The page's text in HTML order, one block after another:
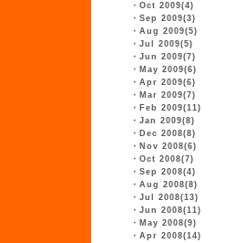
・ Oct 2009(4)
・ Sep 2009(3)
・ Aug 2009(5)
・ Jul 2009(5)
・ Jun 2009(7)
・ May 2009(6)
・ Apr 2009(6)
・ Mar 2009(7)
・ Feb 2009(11)
・ Jan 2009(8)
・ Dec 2008(8)
・ Nov 2008(6)
・ Oct 2008(7)
・ Sep 2008(4)
・ Aug 2008(8)
・ Jul 2008(13)
・ Jun 2008(11)
・ May 2008(9)
・ Apr 2008(14)